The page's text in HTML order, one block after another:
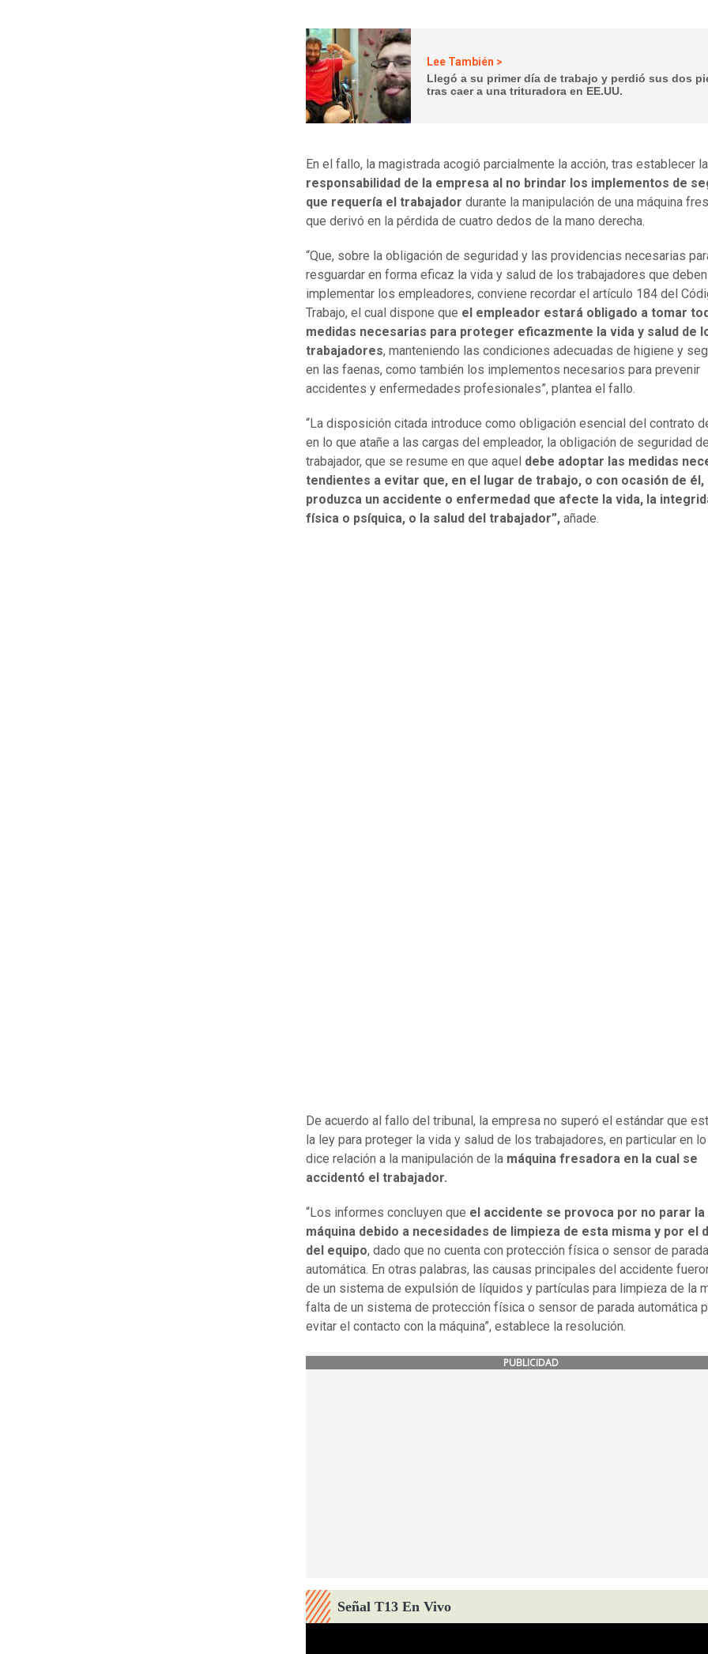
Lee También >
Llegó a su primer día de trabajo y perdió sus dos
tras caer a una trituradora en EE.UU.
En el fallo, la magistrada acogió parcialmente la acción, tras establecer la
responsabilidad de la empresa al no brindar los implementos de
que requería el trabajador durante la manipulación de una máquina
que derivó en la pérdida de cuatro dedos de la mano derecha.
“Que, sobre la obligación de seguridad y las providencias necesarias
resguardar en forma eficaz la vida y salud de los trabajadores que deben
implementar los empleadores, conviene recordar el artículo 184 del
Trabajo, el cual dispone que el empleador estará obligado a tomar
medidas necesarias para proteger eficazmente la vida y salud de
trabajadores, manteniendo las condiciones adecuadas de higiene y
en las faenas, como también los implementos necesarios para prevenir
accidentes y enfermedades profesionales”, plantea el fallo.
“La disposición citada introduce como obligación esencial del contrato
en lo que atañe a las cargas del empleador, la obligación de seguridad
trabajador, que se resume en que aquel debe adoptar las medidas
tendientes a evitar que, en el lugar de trabajo, o con ocasión de él,
produzca un accidente o enfermedad que afecte la vida, la
física o psíquica, o la salud del trabajador”, añade.
De acuerdo al fallo del tribunal, la empresa no superó el estándar que
la ley para proteger la vida y salud de los trabajadores, en particular en
dice relación a la manipulación de la máquina fresadora en la cual se
accidentó el trabajador.
“Los informes concluyen que el accidente se provoca por no parar la
máquina debido a necesidades de limpieza de esta misma y por el
del equipo, dado que no cuenta con protección física o sensor de parada
automática. En otras palabras, las causas principales del accidente
de un sistema de expulsión de líquidos y partículas para limpieza de la
falta de un sistema de protección física o sensor de parada automática
evitar el contacto con la máquina”, establece la resolución.
PUBLICIDAD
Señal T13 En Vivo